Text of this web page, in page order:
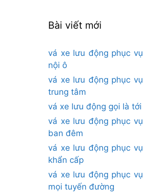
Bài viết mới
vá xe lưu động phục vụ
nội ô
vá xe lưu động phục vụ
trung tâm
vá xe lưu động gọi là tới
vá xe lưu động phục vụ
ban đêm
vá xe lưu động phục vụ
khẩn cấp
vá xe lưu động phục vụ
mọi tuyến đường